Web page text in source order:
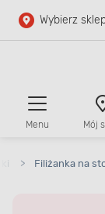
Przejdź do
Wybierz
Menu Mój
> Filiżanka na